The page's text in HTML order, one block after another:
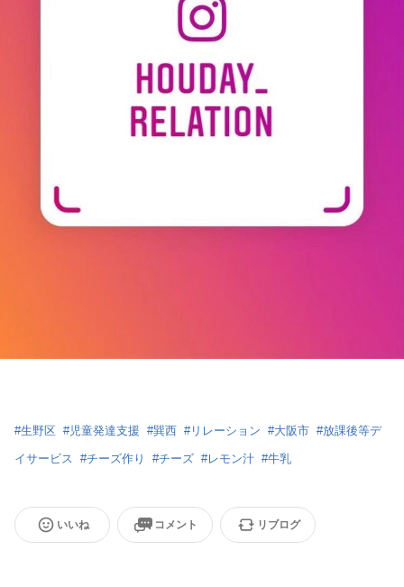
#生野区 #児童発達支援 #巽西 #リレーション #大阪市 #放課後等デ
イサービス #チーズ作り #チーズ #レモン汁 #牛乳
いいね コメント リブログ